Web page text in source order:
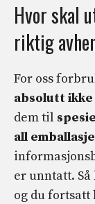
Hvor skal
riktig
For oss
absolutt
dem til
all emballasje
er unntatt.
og du